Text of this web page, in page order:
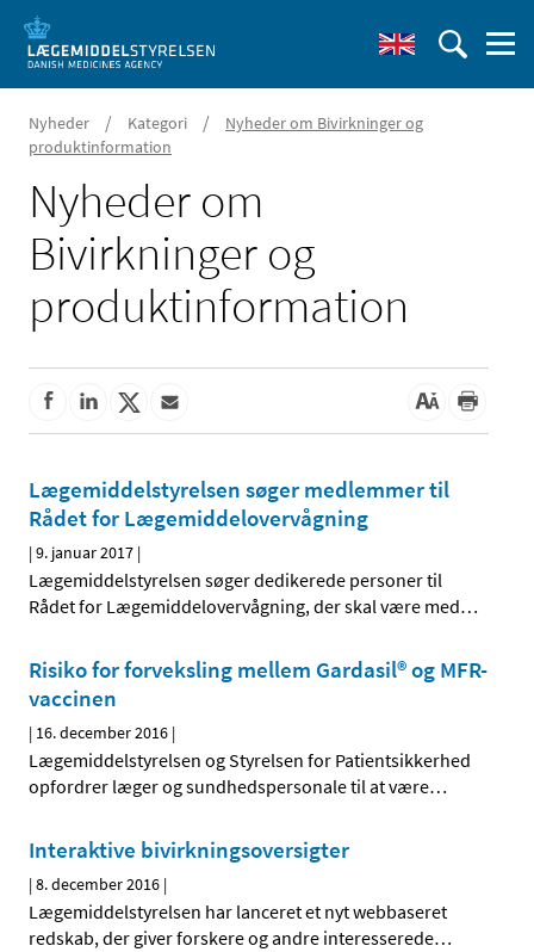
Nyheder / Kategori /
Nyheder om Bivirkninger og
produktinformation
Nyheder om
Bivirkninger og
produktinformation
Lægemiddelstyrelsen søger medlemmer til
Rådet for Lægemiddelovervågning
|9. januar 2017 |
Lægemiddelstyrelsen søger dedikerede personer til
Rådet for Lægemiddelovervågning, der skal være med…
Risiko for forveksling mellem Gardasil® og MFR-
vaccinen
| 16. december 2016 |
Lægemiddelstyrelsen og Styrelsen for Patientsikkerhed
opfordrer læger og sundhedspersonale til at være…
Interaktive bivirkningsoversigter
|8. december 2016 |
Lægemiddelstyrelsen har lanceret et nyt webbaseret
redskab, der giver forskere og andre interesserede…